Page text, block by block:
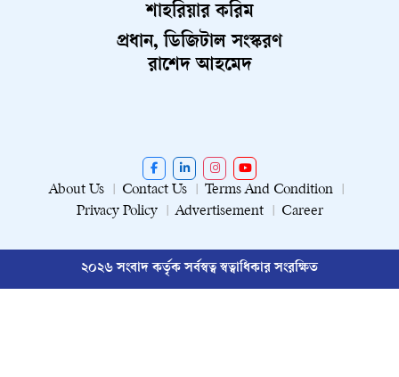
শাহরিয়ার করিম
প্রধান, ডিজিটাল সংস্করণ
রাশেদ আহমেদ
About Us Contact Us
Terms And Condition
Privacy Policy
Advertisement Career
২০২৬ সংবাদ কর্তৃক সর্বস্বত্ব স্বত্বাধিকার সংরক্ষিত